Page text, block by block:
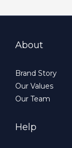
About
Brand Story
Our Values
Our Team
Help